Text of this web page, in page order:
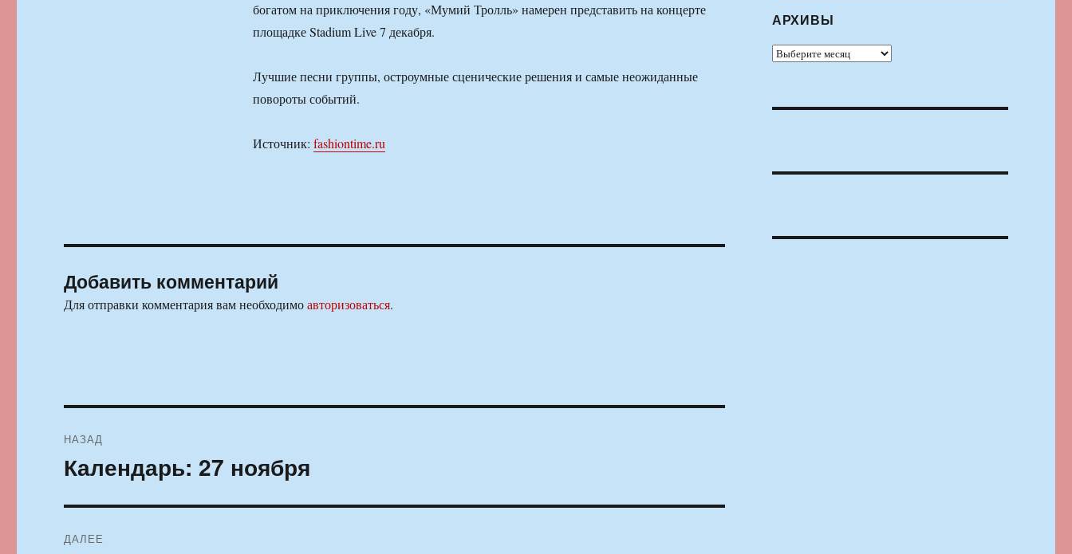
богатом на приключения году, «Мумий Тролль» намерен представить на концерте
площадке Stadium Live 7 декабря.
Лучшие песни группы, остроумные сценические решения и самые неожиданные
повороты событий.
Источник: fashiontime.ru
Добавить комментарий
Для отправки комментария вам необходимоавторизоваться.
по
НАЗАД
Предыдущая
Календарь: 27 ноября
ДАЛЕЕ
АРХИВЫ
Архивы